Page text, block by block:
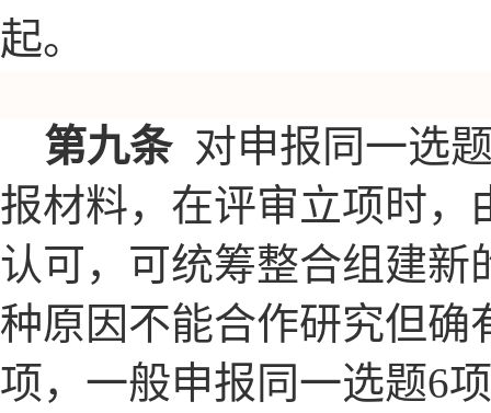
起。
第九条 对申报同一选
报材料，在评审立项时，
认可，可统筹整合组建新
种原因不能合作研究但确
项，一般申报同一选题6